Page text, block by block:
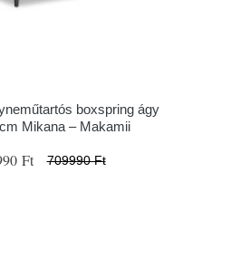
boxspring ágy
Mikana – Makamii
Ft 709990 Ft